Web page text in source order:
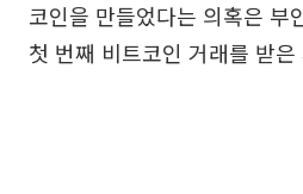
코인을 만들었다는 의혹은 부
첫 번째 비트코인 거래를 받